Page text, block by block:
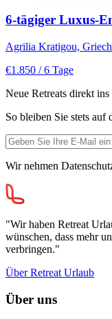
6-tägiger Luxus-
Agrilia Kratigou,
€1.850 / 6 Tage
Neue Retreats direkt ins
So bleiben Sie stets auf
Wir nehmen
"Wir haben Retreat
wünschen, dass mehr
verbringen."
Über Retreat Urlaub
Über uns